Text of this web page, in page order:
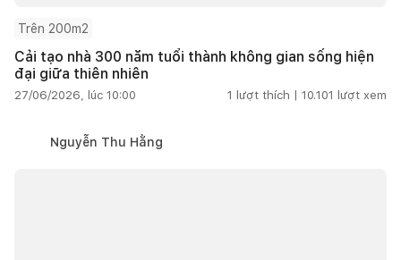
Trên 200m2
Cải tạo nhà 300 năm tuổi thành không gian sống hiện
đại giữa thiên nhiên
27/06/2026, lúc 10:00 1 lượt thích | 10.101 lượt xem
Nguyễn Thu Hằng